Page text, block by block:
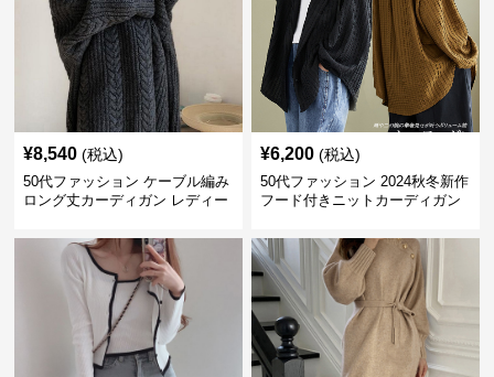
¥8,540 (税込)
50代ファッション ケーブル編み
ロング丈カーディガン レディー
¥6,200 (税込)
50代ファッション 2024秋冬新作
フード付きニットカーディガン